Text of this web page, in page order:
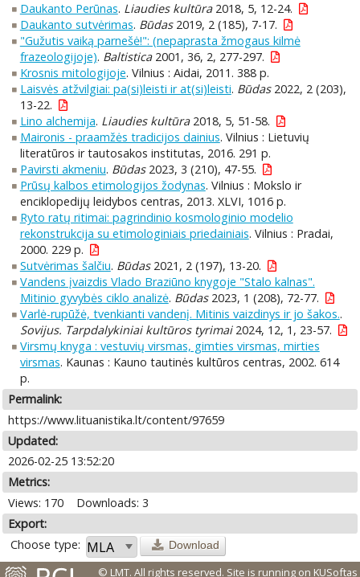
Daukanto Perūnas. Liaudies kultūra2018, 5, 12-24.
Daukanto sutvėrimas. Būdas2019, 2 (185), 7-17.
"Gužutis vaiką parnešė!": (nepaprasta žmogaus kilmė
frazeologijoje). Baltistica2001, 36, 2, 277-297.
Krosnis mitologijoje. Vilnius : Aidai, 2011. 388 p.
Laisvės atžvilgiai: pa(si)leisti ir at(si)leisti. Būdas2022, 2 (203),
13-22.
Lino alchemija. Liaudies kultūra2018, 5, 51-58.
Maironis - praamžės tradicijos dainius. Vilnius : Lietuvių
literatūros ir tautosakos institutas, 2016. 291 p.
Pavirsti akmeniu. Būdas2023, 3 (210), 47-55.
Prūsų kalbos etimologijos žodynas. Vilnius : Mokslo ir
enciklopedijų leidybos centras, 2013. XLVI, 1016 p.
Ryto ratų ritimai: pagrindinio kosmologinio modelio
rekonstrukcija su etimologiniais priedainiais. Vilnius : Pradai,
2000. 229 p.
Sutvėrimas šalčiu. Būdas2021, 2 (197), 13-20.
Vandens įvaizdis Vlado Braziūno knygoje "Stalo kalnas".
Mitinio gyvybės ciklo analizė. Būdas2023, 1 (208), 72-77.
Varlė-rupūžė, tvenkianti vandenį. Mitinis vaizdinys ir jo šakos..
Sovijus. Tarpdalykiniai kultūros tyrimai2024, 12, 1, 23-57.
Virsmų knyga : vestuvių virsmas, gimties virsmas, mirties
virsmas. Kaunas : Kauno tautinės kultūros centras, 2002. 614
p.
Permalink:
https://www.lituanistika.lt/content/97659
Updated:
2026-02-25 13:52:20
Metrics:
Views: 170
Downloads: 3
Export:
Choose type:
Download
© LMT. All rights reserved. Site is running on KUSoftas